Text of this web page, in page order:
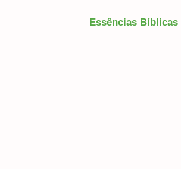
Essências Bíblicas